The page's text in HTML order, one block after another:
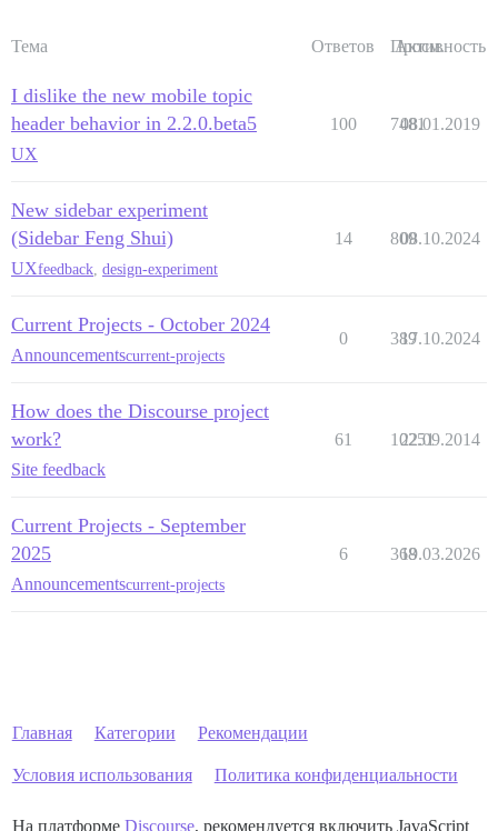
Тема Ответов Просм.
Активность
I dislike the new mobile topic
header behavior in 2.2.0.beta5
UX
100 7481
08.01.2019
New sidebar experiment
(Sidebar Feng Shui)
UXfeedback design-experiment
14 809
08.10.2024
Current Projects - October 2024
Announcementscurrent-projects
0 389
17.10.2024
How does the Discourse project
work?
Site feedback
61 10251
22.09.2014
Current Projects - September
2025
Announcementscurrent-projects
6 368
19.03.2026
Главная Категории Рекомендации
Условия использования Политика конфиденциальности
На платформе Discourse, рекомендуется включить JavaScript